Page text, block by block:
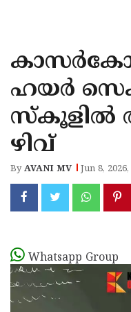
KANNUR
KASARAGOD
ഹയർ
സ്‌കൂളിൽ
ഴിവ്
ByAVANI MV Jun 8,
Whatsapp Group